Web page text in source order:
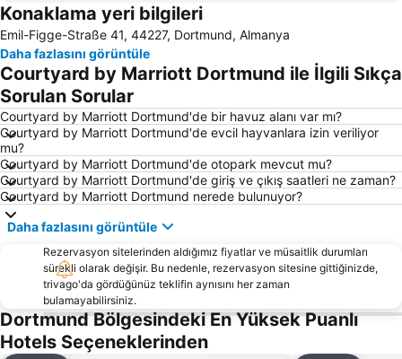
Industriestraße
Duisburg Essen Üniversitesi
Bahnhof Düsseldorf Flughafen
Signal Iduna Parkı
Altstadt
Mittelmeiderich
Upsalla Funny Max
Hauptbahnhof Wuppertal
Messe Westfalenhallen Dortmund
Bochum Total festival
Langerfeld-Mitte
Borbeck
Alt-Hamborn
Altenessen-Nord
Werden
Konse Binası Dortmund
Hauptbahnhof Bochum
Gelsenkirchen Main Station
Caruso
Gysenberg Park
Limbecker Platz
Vogelheim
Borbeck-Mitte
Allee-Center Hamm
Konaklama yeri bilgileri
Emil-Figge-Straße 41, 44227, Dortmund, Almanya
Daha fazlasını görüntüle
Courtyard by Marriott Dortmund ile İlgili Sıkça
Sorulan Sorular
Courtyard by Marriott Dortmund'de bir havuz alanı var mı?
Courtyard by Marriott Dortmund'de evcil hayvanlara izin veriliyor
mu?
Courtyard by Marriott Dortmund'de otopark mevcut mu?
Courtyard by Marriott Dortmund'de giriş ve çıkış saatleri ne zaman?
Courtyard by Marriott Dortmund nerede bulunuyor?
Daha fazlasını görüntüle
Rezervasyon sitelerinden aldığımız fiyatlar ve müsaitlik durumları
sürekli olarak değişir. Bu nedenle, rezervasyon sitesine gittiğinizde,
trivago'da gördüğünüz teklifin aynısını her zaman
bulamayabilirsiniz.
Dortmund Bölgesindeki En Yüksek Puanlı
Hotels Seçeneklerinden